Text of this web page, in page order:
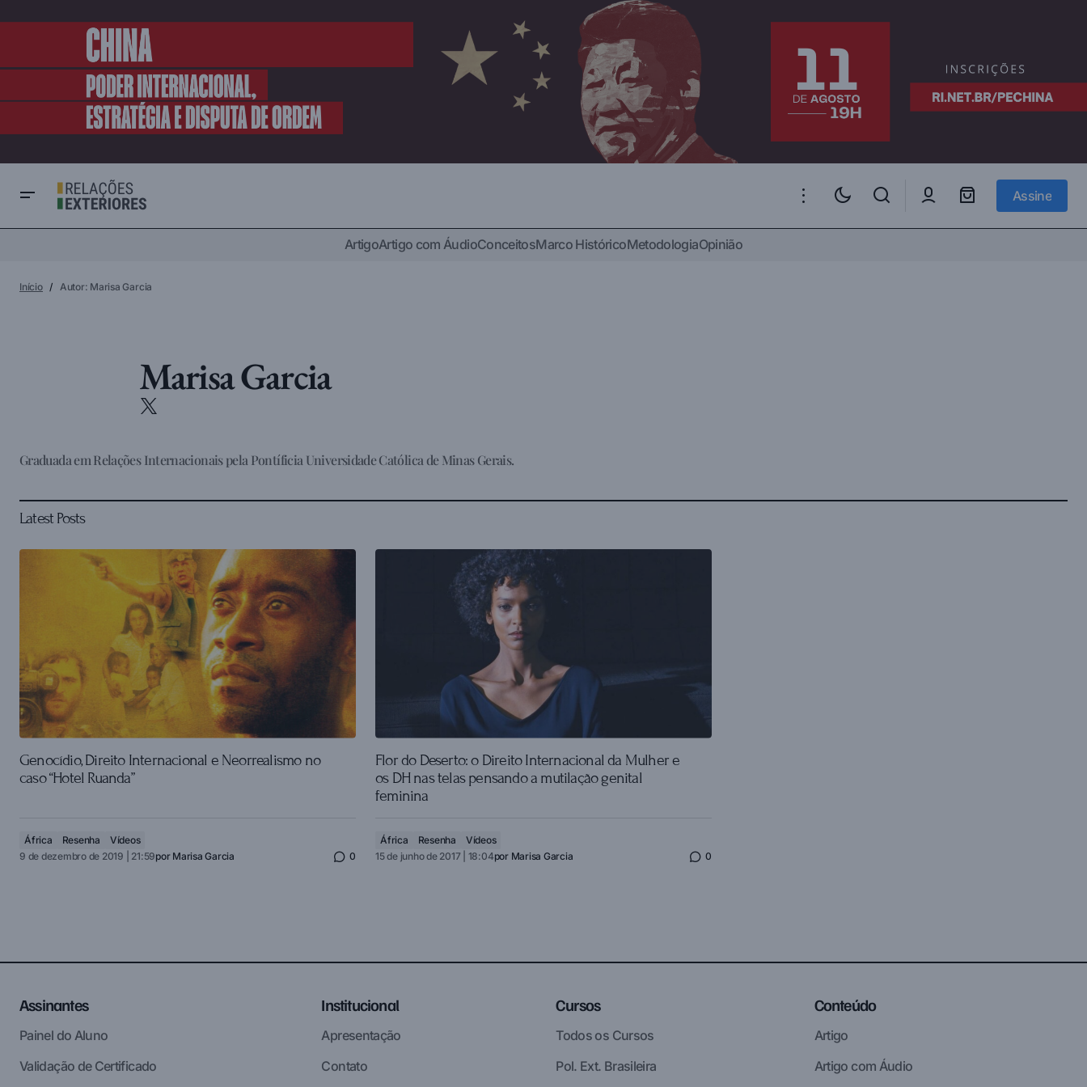
Assine
ArtigoArtigo com ÁudioConceitosMarco HistóricoMetodologiaOpinião
Início Autor: Marisa Garcia
Marisa Garcia
Graduada em Relações Internacionais pela Pontíficia Universidade Católica de Minas Gerais.
Latest Posts
Genocídio, Direito Internacional e Neorrealismo no
caso “Hotel Ruanda”
África Resenha
Vídeos
9 de dezembro de 2019 | 21:59por Marisa Garcia 0
Flor do Deserto: o Direito Internacional da Mulher e
os DH nas telas pensando a mutilação genital
feminina
África Resenha
Vídeos
15 de junho de 2017 | 18:04por Marisa Garcia 0
Assinantes
Painel do Aluno
Validação de Certificado
Institucional
Apresentação
Contato
Cursos
Todos os Cursos
Pol. Ext. Brasileira
Conteúdo
Artigo
Artigo com Áudio